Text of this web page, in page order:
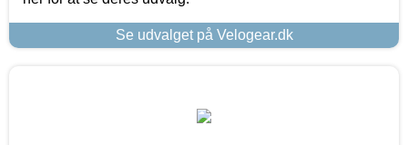
Se udvalget på Velogear.dk